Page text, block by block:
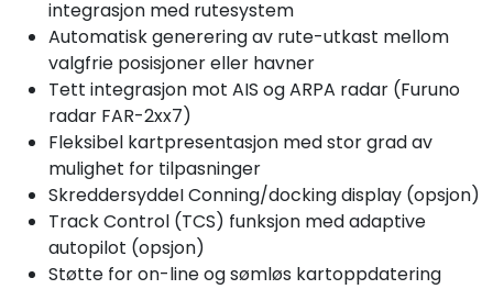
integrasjon med rutesystem
Automatisk generering av rute-utkast mellom
valgfrie posisjoner eller havner
Tett integrasjon mot AIS og ARPA radar (Furuno
radar FAR-2xx7)
Fleksibel kartpresentasjon med stor grad av
mulighet for tilpasninger
SkreddersyddeI Conning/docking display (opsjon)
Track Control (TCS) funksjon med adaptive
autopilot (opsjon)
Støtte for on-line og sømløs kartoppdatering